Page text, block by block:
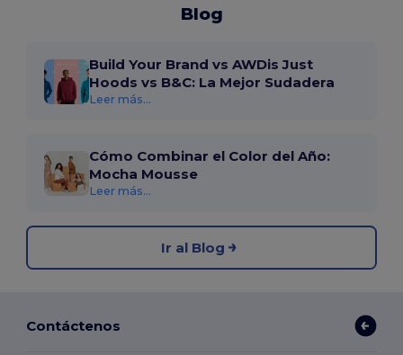
Blog
Build Your Brand vs AWDis Just
Hoods vs B&C: La Mejor Sudadera
Leer más...
Cómo Combinar el Color del Año:
Mocha Mousse
Leer más...
Ir al Blog
Contáctenos